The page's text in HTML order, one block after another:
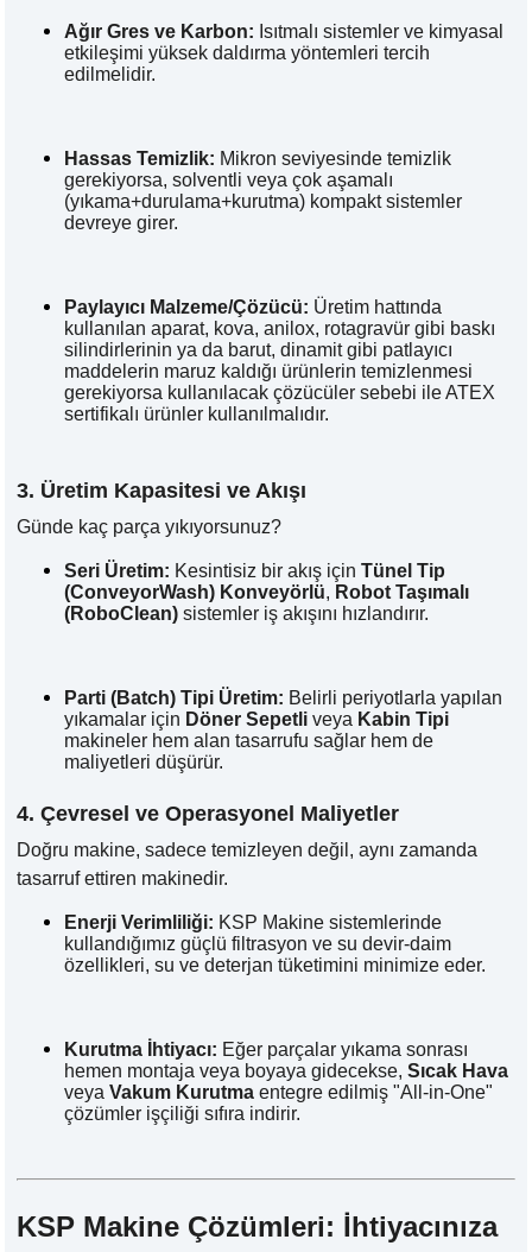
Ağır Gres ve Karbon: Isıtmalı sistemler ve kimyasal
etkileşimi yüksek daldırma yöntemleri tercih
edilmelidir.
Hassas Temizlik: Mikron seviyesinde temizlik
gerekiyorsa, solventli veya çok aşamalı
(yıkama+durulama+kurutma) kompakt sistemler
devreye girer.
Paylayıcı Malzeme/Çözücü: Üretim hattında
kullanılan aparat, kova, anilox, rotagravür gibi baskı
silindirlerinin ya da barut, dinamit gibi patlayıcı
maddelerin maruz kaldığı ürünlerin temizlenmesi
gerekiyorsa kullanılacak çözücüler sebebi ile ATEX
sertifikalı ürünler kullanılmalıdır.
3. Üretim Kapasitesi ve Akışı
Günde kaç parça yıkıyorsunuz?
Seri Üretim: Kesintisiz bir akış içinTünel Tip
(ConveyorWash) Konveyörlü, Robot Taşımalı
(RoboClean) sistemler iş akışını hızlandırır.
Parti (Batch) Tipi Üretim: Belirli periyotlarla yapılan
yıkamalar için Döner Sepetli veya Kabin Tipi
makineler hem alan tasarrufu sağlar hem de
maliyetleri düşürür.
4. Çevresel ve Operasyonel Maliyetler
Doğru makine, sadece temizleyen değil, aynı zamanda
tasarruf ettiren makinedir.
Enerji Verimliliği: KSP Makine sistemlerinde
kullandığımız güçlü filtrasyon ve su devir-daim
özellikleri, su ve deterjan tüketimini minimize eder.
Kurutma İhtiyacı: Eğer parçalar yıkama sonrası
hemen montaja veya boyaya gidecekse,Sıcak Hava
veyaVakum Kurutma entegre edilmiş "All-in-One"
çözümler işçiliği sıfıra indirir.
KSP Makine Çözümleri: İhtiyacınıza